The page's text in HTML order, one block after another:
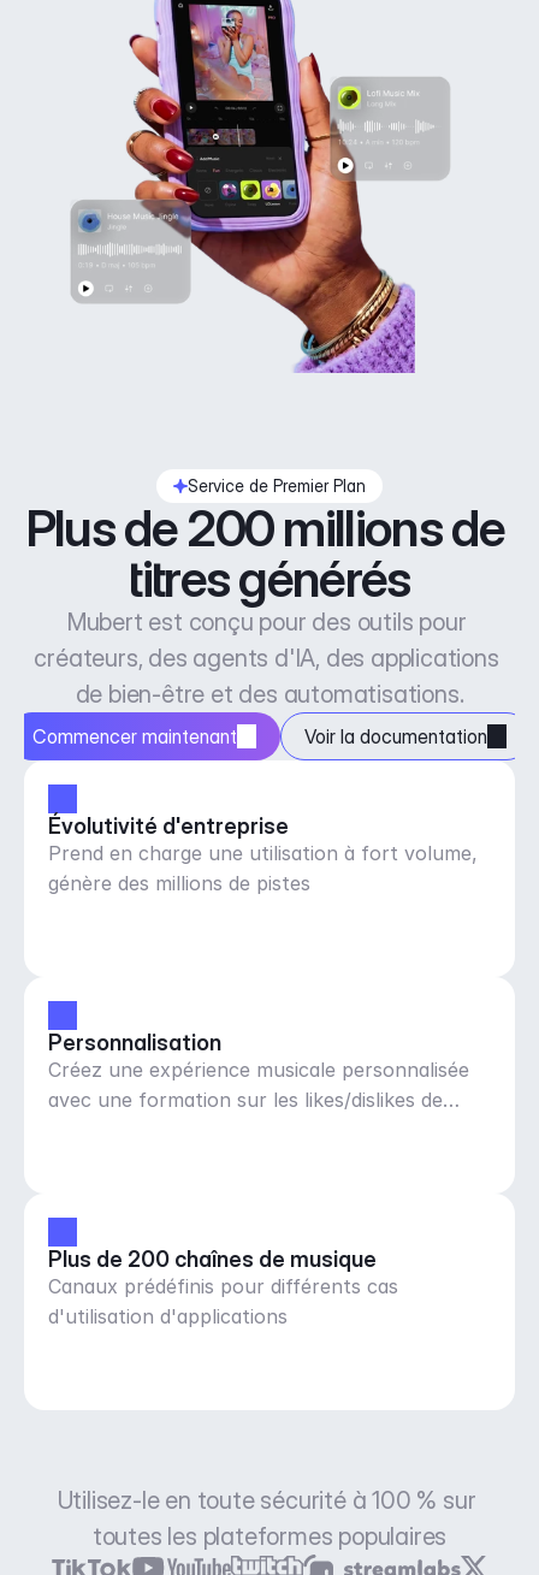
Service de Premier Plan
Plus de 200 millions de
titres générés
Mubert est conçu pour des outils pour
créateurs, des agents d'IA, des applications
de bien-être et des automatisations.
Commencer maintenant Voir la documentation
Évolutivité d'entreprise
Prend en charge une utilisation à fort volume,
génère des millions de pistes
Personnalisation
Créez une expérience musicale personnalisée
avec une formation sur les likes/dislikes de
Plus de 200 chaînes de musique
Canaux prédéfinis pour différents cas
d'utilisation d'applications
Utilisez-le en toute sécurité à 100 % sur
toutes les plateformes populaires